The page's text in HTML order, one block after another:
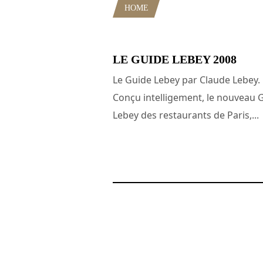
HOME
LE GUIDE LEBEY 2008
Le Guide Lebey par Claude Lebey.
Conçu intelligement, le nouveau
Lebey des restaurants de Paris,...